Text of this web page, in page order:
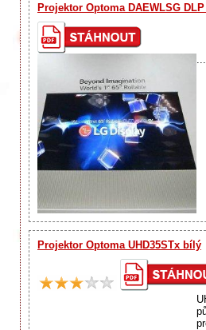
Projektor Optoma DAEWLSG
Projektor Optoma UHD35STx bílý